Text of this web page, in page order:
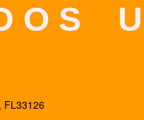
O S U
FL33126